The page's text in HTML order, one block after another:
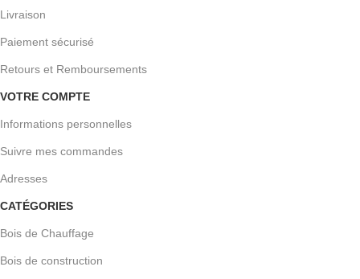
Livraison
Paiement sécurisé
Retours et Remboursements
VOTRE COMPTE
Informations personnelles
Suivre mes commandes
Adresses
CATÉGORIES
Bois de Chauffage
Bois de construction